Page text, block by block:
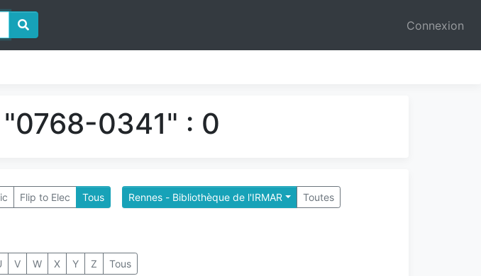
Connexion
0341" : 0
Flip to Elec Tous Rennes - Bibliothèque de l'IRMAR Toutes
V W X Y Z Tous